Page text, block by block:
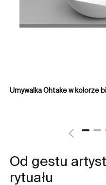
Umywalka Ohtake w kolorze
Od gestu
rytuału